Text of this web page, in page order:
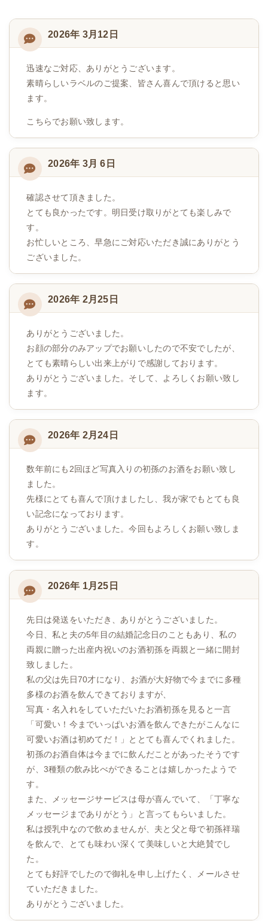
2026年 3月12日
迅速なご対応、ありがとうございます。
素晴らしいラベルのご提案、皆さん喜んで頂けると思い
ます。
こちらでお願い致します。
2026年 3月 6日
確認させて頂きました。
とても良かったです。明日受け取りがとても楽しみで
す。
お忙しいところ、早急にご対応いただき誠にありがとう
ございました。
2026年 2月25日
ありがとうございました。
お顔の部分のみアップでお願いしたので不安でしたが、
とても素晴らしい出来上がりで感謝しております。
ありがとうございました。そして、よろしくお願い致し
ます。
2026年 2月24日
数年前にも2回ほど写真入りの初孫のお酒をお願い致し
ました。
先様にとても喜んで頂けましたし、我が家でもとても良
い記念になっております。
ありがとうございました。今回もよろしくお願い致しま
す。
2026年 1月25日
先日は発送をいただき、ありがとうございました。
今日、私と夫の5年目の結婚記念日のこともあり、私の
両親に贈った出産内祝いのお酒初孫を両親と一緒に開封
致しました。
私の父は先日70才になり、お酒が大好物で今までに多種
多様のお酒を飲んできておりますが、
写真・名入れをしていただいたお酒初孫を見ると一言
「可愛い！今までいっぱいお酒を飲んできたがこんなに
可愛いお酒は初めてだ！」ととても喜んでくれました。
初孫のお酒自体は今までに飲んだことがあったそうです
が、3種類の飲み比べができることは嬉しかったようで
す。
また、メッセージサービスは母が喜んでいて、「丁寧な
メッセージまでありがとう」と言ってもらいました。
私は授乳中なので飲めませんが、夫と父と母で初孫祥瑞
を飲んで、とても味わい深くて美味しいと大絶賛でし
た。
とても好評でしたので御礼を申し上げたく、メールさせ
ていただきました。
ありがとうございました。